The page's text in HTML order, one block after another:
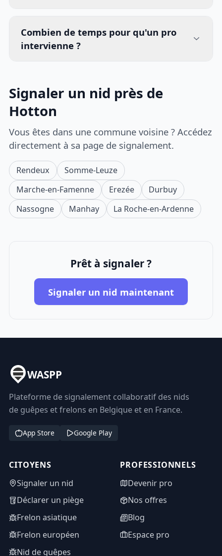
Combien de temps pour qu'un pro
intervienne ?
Signaler un nid près de
Hotton
Vous êtes dans une commune voisine ? Accédez
directement à sa page de signalement.
Rendeux
Somme-Leuze
Marche-en-Famenne
Erezée
Durbuy
Nassogne
Manhay La Roche-en-Ardenne
Prêt à signaler ?
Signaler un nid maintenant
WASPP
Plateforme de signalement collaboratif des nids
de guêpes et frelons en Belgique et en France.
App Store Google Play
CITOYENS
Signaler un nid
Déclarer un piège
Frelon asiatique
Frelon européen
Nid de guêpes
PROFESSIONNELS
Devenir pro
Nos offres
Blog
Espace pro